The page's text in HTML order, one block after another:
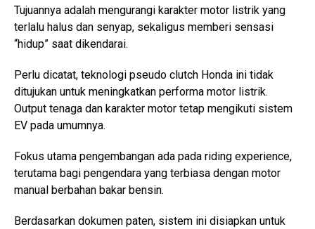
Tujuannya adalah mengurangi karakter motor listrik yang
terlalu halus dan senyap, sekaligus memberi sensasi
“hidup” saat dikendarai.
Perlu dicatat, teknologi pseudo clutch Honda ini tidak
ditujukan untuk meningkatkan performa motor listrik.
Output tenaga dan karakter motor tetap mengikuti sistem
EV pada umumnya.
Fokus utama pengembangan ada pada riding experience,
terutama bagi pengendara yang terbiasa dengan motor
manual berbahan bakar bensin.
Berdasarkan dokumen paten, sistem ini disiapkan untuk